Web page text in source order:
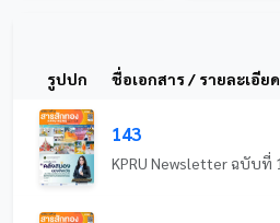
รูปปก ชื่อเอกสาร / รายละเอียด
143